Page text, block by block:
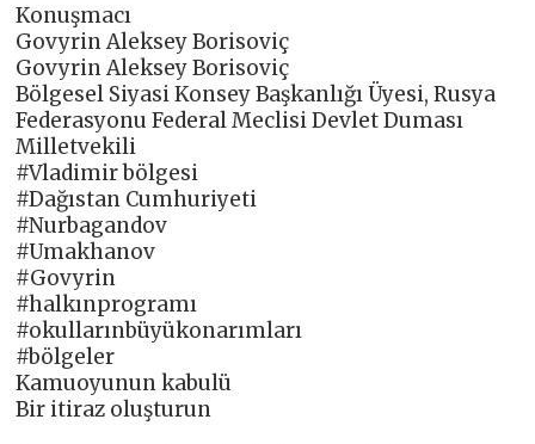
Konuşmacı
Govyrin Aleksey Borisoviç
Govyrin Aleksey Borisoviç
Bölgesel Siyasi Konsey Başkanlığı Üyesi, Rusya
Federasyonu Federal Meclisi Devlet Duması
Milletvekili
#Vladimir bölgesi
#Dağıstan Cumhuriyeti
#Nurbagandov
#Umakhanov
#Govyrin
#halkınprogramı
#okullarınbüyükonarımları
#bölgeler
Kamuoyunun kabulü
Bir itiraz oluşturun